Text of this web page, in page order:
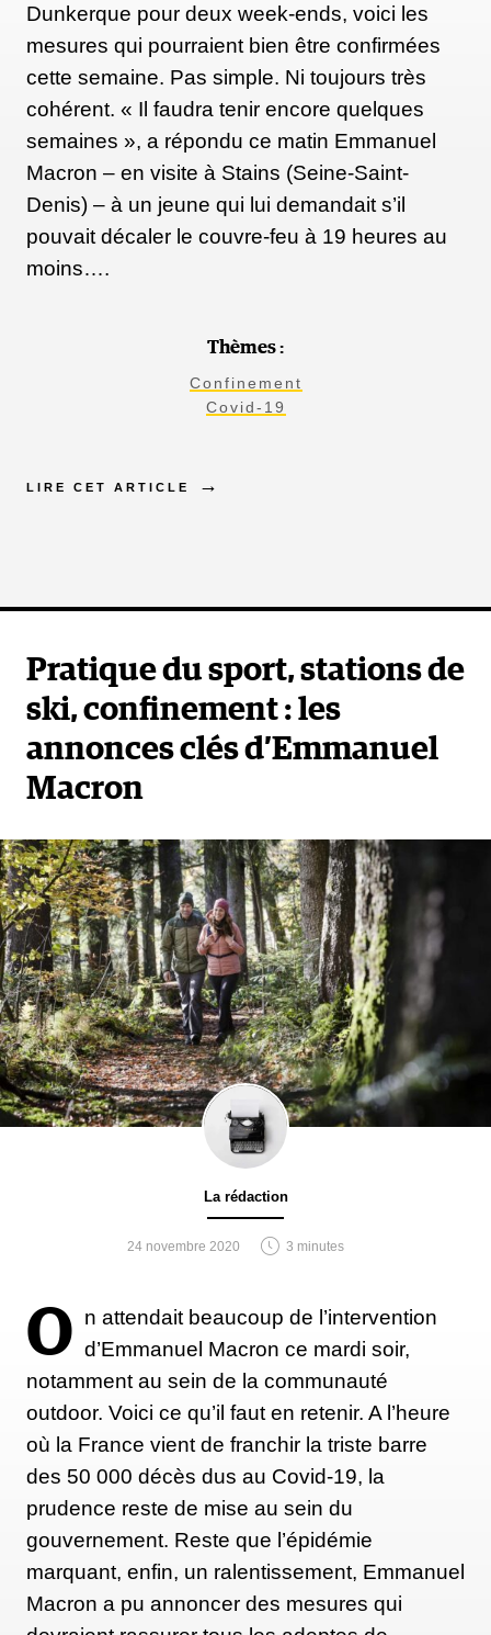
Dunkerque pour deux week-ends, voici les
mesures qui pourraient bien être confirmées
cette semaine. Pas simple. Ni toujours très
cohérent. « Il faudra tenir encore quelques
semaines », a répondu ce matin Emmanuel
Macron – en visite à Stains (Seine-Saint-
Denis) – à un jeune qui lui demandait s’il
pouvait décaler le couvre-feu à 19 heures au
moins….
Thèmes :
Confinement
Covid-19
LIRE CET ARTICLE
Pratique du sport, stations de
ski, confinement : les
annonces clés d’Emmanuel
Macron
La rédaction
24 novembre 2020 3 minutes
O n attendait beaucoup de l’intervention
d’Emmanuel Macron ce mardi soir,
notamment au sein de la communauté
outdoor. Voici ce qu’il faut en retenir. A l’heure
où la France vient de franchir la triste barre
des 50 000 décès dus au Covid-19, la
prudence reste de mise au sein du
gouvernement. Reste que l’épidémie
marquant, enfin, un ralentissement, Emmanuel
Macron a pu annoncer des mesures qui